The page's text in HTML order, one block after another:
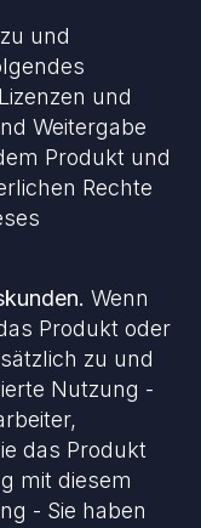
und
und
Weitergabe
Produkt und
Rechte
Wenn
Produkt oder
zu und
Nutzung -
das Produkt
mit diesem
- Sie haben